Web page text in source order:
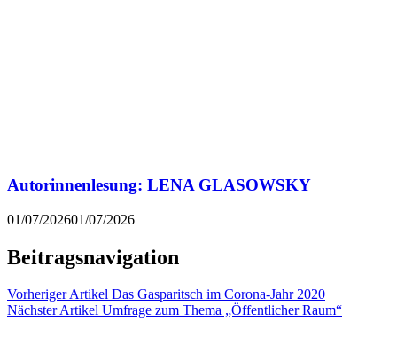
Autorinnenlesung: LENA GLASOWSKY
01/07/202601/07/2026
Beitragsnavigation
Vorheriger Artikel Das Gasparitsch im Corona-Jahr 2020⁠
Nächster Artikel Umfrage zum Thema „Öffentlicher Raum“